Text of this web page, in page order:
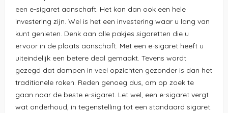
een e-sigaret aanschaft. Het kan dan ook een hele
investering zijn. Wel is het een investering waar u lang van
kunt genieten. Denk aan alle pakjes sigaretten die u
ervoor in de plaats aanschaft. Met een e-sigaret heeft u
uiteindelijk een betere deal gemaakt. Tevens wordt
gezegd dat dampen in veel opzichten gezonder is dan het
traditionele roken. Reden genoeg dus, om op zoek te
gaan naar de beste e-sigaret. Let wel, een e-sigaret vergt
wat onderhoud, in tegenstelling tot een standaard sigaret.